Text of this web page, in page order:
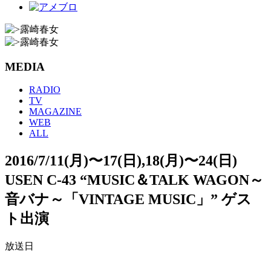
MEDIA
RADIO
TV
MAGAZINE
WEB
ALL
2016/7/11(月)〜17(日),18(月)〜24(日)
USEN C-43 “MUSIC＆TALK WAGON～
音バナ～「VINTAGE MUSIC」” ゲス
ト出演
放送日